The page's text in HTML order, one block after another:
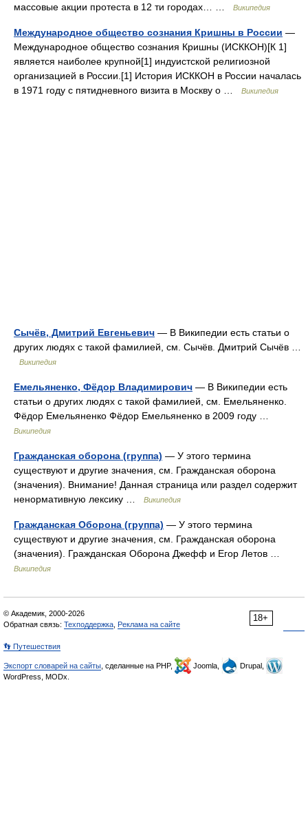
массовые акции протеста в 12 ти городах… …
Википедия
Международное общество сознания Кришны в России —
Международное общество сознания Кришны (ИСККОН)[К 1]
является наиболее крупной[1] индуистской религиозной
организацией в России.[1] История ИСККОН в России началась
в 1971 году с пятидневного визита в Москву о …
Википедия
Сычёв, Дмитрий Евгеньевич — В Википедии есть статьи о
других людях с такой фамилией, см. Сычёв. Дмитрий Сычёв …
Википедия
Емельяненко, Фёдор Владимирович — В Википедии есть
статьи о других людях с такой фамилией, см. Емельяненко.
Фёдор Емельяненко Фёдор Емельяненко в 2009 году …
Википедия
Гражданская оборона (группа) — У этого термина
существуют и другие значения, см. Гражданская оборона
(значения). Внимание! Данная страница или раздел содержит
ненормативную лексику …
Википедия
Гражданская Оборона (группа) — У этого термина
существуют и другие значения, см. Гражданская оборона
(значения). Гражданская Оборона Джефф и Егор Летов …
Википедия
18+
© Академик, 2000-2026
Обратная связь: Техподдержка Реклама на сайте
👣 Путешествия
Экспорт словарей на сайты , сделанные на PHP, Joomla,
Drupal,
WordPress, MODx.